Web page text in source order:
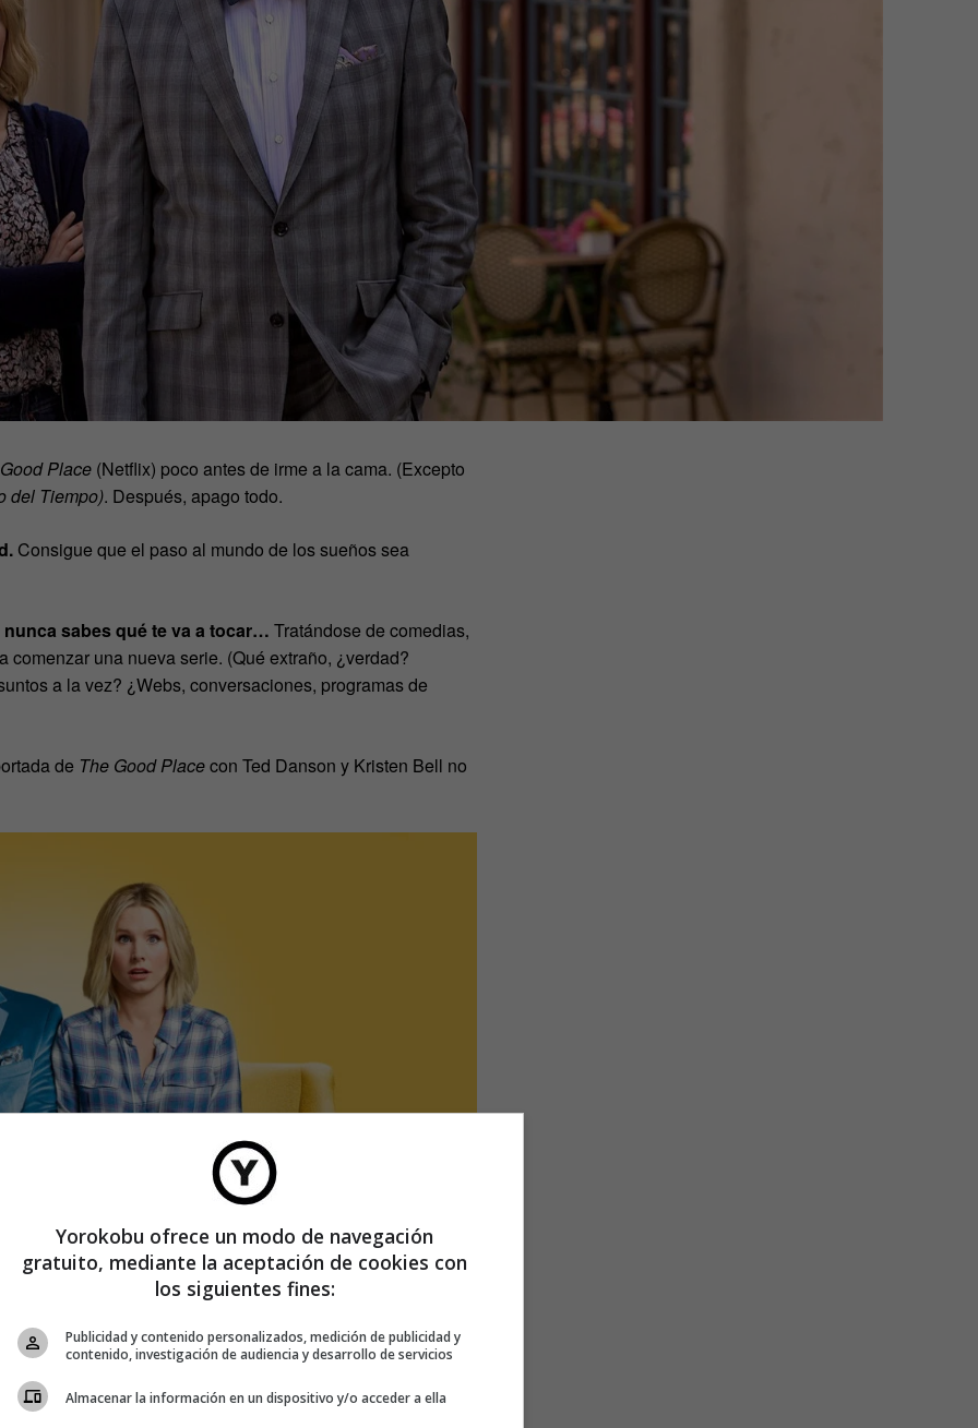
Place (Netflix) poco antes de irme a la cama. (Excepto
del Tiempo). Después, apago todo.
Consigue que el paso al mundo de los sueños sea
sabes qué te va a tocar… Tratándose de comedias,
una nueva serie. (Qué extraño, ¿verdad?
a la vez? ¿Webs, conversaciones, programas de
de The Good Placecon Ted Danson y Kristen Bell no
anteriores. No he vistoVerónica Marsni conozco su
de Michael Schur, creador de The Good Place.
Yorokobu ofrece un modo de navegación
gratuito, mediante la aceptación de cookies con
los siguientes fines:
Publicidad y contenido personalizados, medición de publicidad y
contenido, investigación de audiencia y desarrollo de servicios
Almacenar la información en un dispositivo y/o acceder a ella